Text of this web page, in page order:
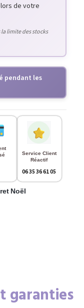
lors de votre
limite des stocks
pendant les
Service Client
Réactif
06 35 36 61 05
Noël
garanties